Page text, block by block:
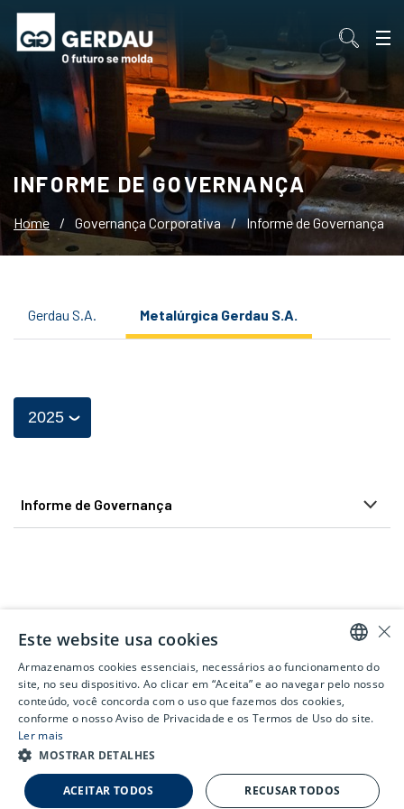
INFORME DE GOVERNANÇA
Home / Governança Corporativa / Informe de Governança
Gerdau S.A. Metalúrgica Gerdau S.A.
Informe de Governança
PORTUGUESE
ENGLISH
×
Este website usa cookies
Armazenamos cookies essenciais, necessários ao funcionamento do
site, no seu dispositivo. Ao clicar em “Aceita” e ao navegar pelo nosso
conteúdo, você concorda com o uso que fazemos dos cookies,
conforme o nosso Aviso de Privacidade e os Termos de Uso do site.
Ler mais
MOSTRAR DETALHES
ACEITAR TODOS RECUSAR TODOS